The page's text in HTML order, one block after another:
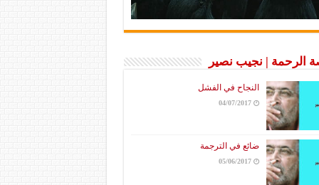
الرحمة | نجيب نصير
النجاح في الفشل
04/07/2017
ضائع في الترجمة
05/06/2017